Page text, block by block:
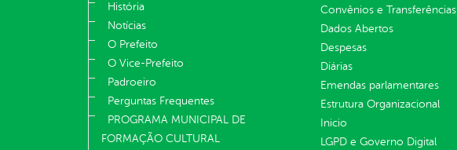
História
Notícias
O Prefeito
O Vice-Prefeito
Padroeiro
Perguntas Frequentes
PROGRAMA MUNICIPAL DE
FORMAÇÃO CULTURAL
Convênios e Transferências
Dados Abertos
Despesas
Diárias
Emendas parlamentares
Estrutura Organizacional
Inicio
LGPD e Governo Digital